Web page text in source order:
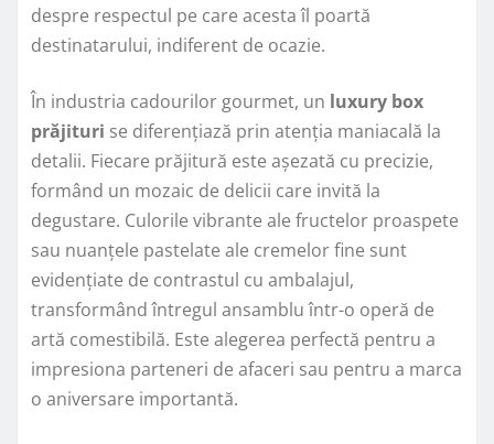
despre respectul pe care acesta îl poartă
destinatarului, indiferent de ocazie.
În industria cadourilor gourmet, un luxury box
prăjituri se diferențiază prin atenția maniacală la
detalii. Fiecare prăjitură este așezată cu precizie,
formând un mozaic de delicii care invită la
degustare. Culorile vibrante ale fructelor proaspete
sau nuanțele pastelate ale cremelor fine sunt
evidențiate de contrastul cu ambalajul,
transformând întregul ansamblu într-o operă de
artă comestibilă. Este alegerea perfectă pentru a
impresiona parteneri de afaceri sau pentru a marca
o aniversare importantă.